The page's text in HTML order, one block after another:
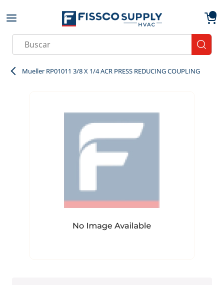
Skip to main content
Site Search
Mueller RP01011 3/8 X 1/4 ACR PRESS REDUCING COUPLING